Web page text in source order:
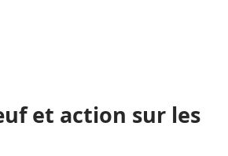
et action sur les